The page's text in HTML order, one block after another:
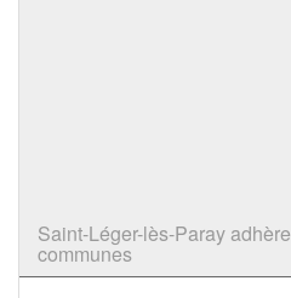
Saint-Léger-lès-Paray
communes